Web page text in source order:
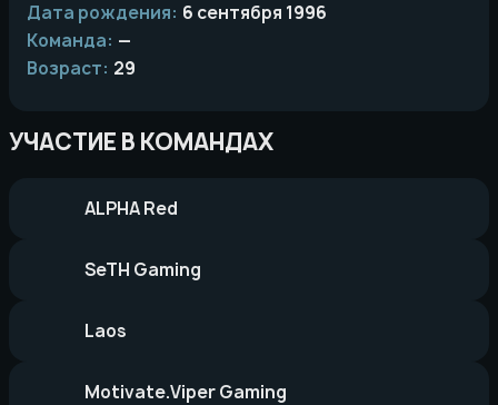
Дата рождения: 6 сентября 1996
Команда: —
Возраст: 29
УЧАСТИЕ В КОМАНДАХ
ALPHA Red
SeTH Gaming
Laos
Motivate.Viper Gaming